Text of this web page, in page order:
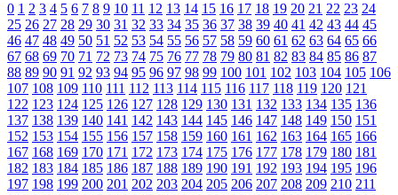
0 1 2 3 4 5 6 7 8 9 10 11 12 13 14 15 16 17 18 19 20 21 22 23 24
25 26 27 28 29 30 31 32 33 34 35 36 37 38 39 40 41 42 43 44 45
46 47 48 49 50 51 52 53 54 55 56 57 58 59 60 61 62 63 64 65 66
67 68 69 70 71 72 73 74 75 76 77 78 79 80 81 82 83 84 85 86 87
88 89 90 91 92 93 94 95 96 97 98 99 100 101 102 103 104 105 106
107 108 109 110 111 112 113 114 115 116 117 118 119 120 121
122 123 124 125 126 127 128 129 130 131 132 133 134 135 136
137 138 139 140 141 142 143 144 145 146 147 148 149 150 151
152 153 154 155 156 157 158 159 160 161 162 163 164 165 166
167 168 169 170 171 172 173 174 175 176 177 178 179 180 181
182 183 184 185 186 187 188 189 190 191 192 193 194 195 196
197 198 199 200 201 202 203 204 205 206 207 208 209 210 211